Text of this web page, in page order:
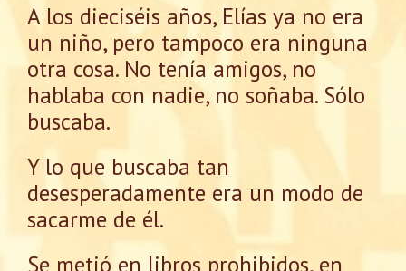
A los dieciséis años, Elías ya no era
un niño, pero tampoco era ninguna
otra cosa. No tenía amigos, no
hablaba con nadie, no soñaba. Sólo
buscaba.
Y lo que buscaba tan
desesperadamente era un modo de
sacarme de él.
Se metió en libros prohibidos, en